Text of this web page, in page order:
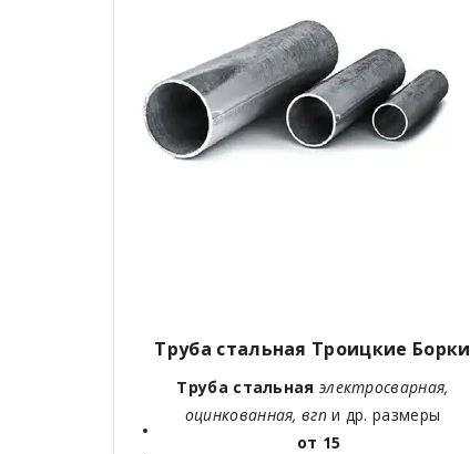
Труба стальная Троицкие Борки
Труба стальная электросварная,
оцинкованная, вгпи др. размеры
от 15